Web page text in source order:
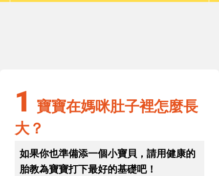
1 寶寶在媽咪肚子裡怎麼長
大？
如果你也準備添一個小寶貝，請用健康的
胎教為寶寶打下最好的基礎吧！